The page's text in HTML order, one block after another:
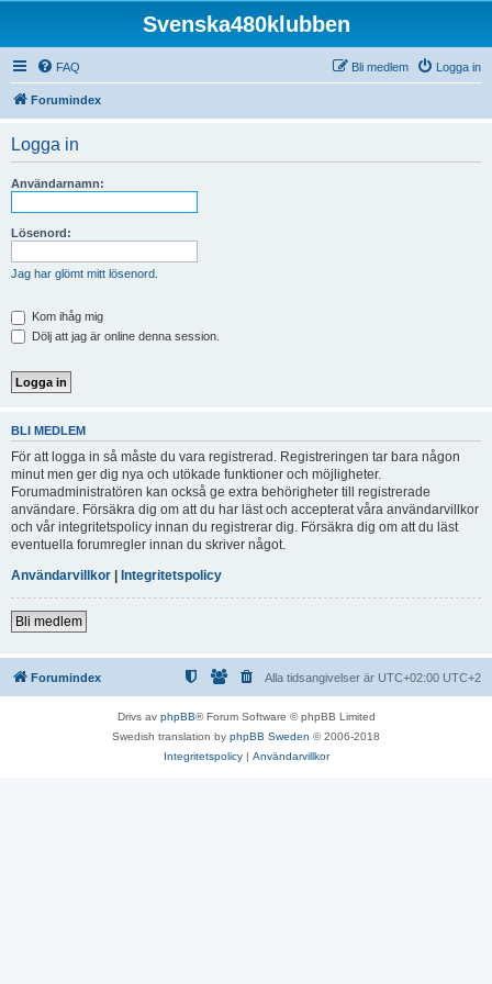
Svenska480klubben
FAQ Logga in
Bli medlem
Forumindex
Logga in
Användarnamn:
Lösenord:
Jag har glömt mitt lösenord.
Kom ihåg mig
Dölj att jag är online denna session.
BLI MEDLEM
För att logga in så måste du vara registrerad. Registreringen tar bara någon
minut men ger dig nya och utökade funktioner och möjligheter.
Forumadministratören kan också ge extra behörigheter till registrerade
användare. Försäkra dig om att du har läst och accepterat våra användarvillkor
och vår integritetspolicy innan du registrerar dig. Försäkra dig om att du läst
eventuella forumregler innan du skriver något.
Användarvillkor | Integritetspolicy
Bli medlem
Forumindex Alla tidsangivelser är UTC+02:00 UTC+2
Drivs av phpBB® Forum Software © phpBB Limited
Swedish translation by phpBB Sweden © 2006-2018
Integritetspolicy| Användarvillkor